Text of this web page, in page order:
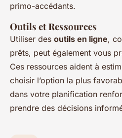
primo-accédants.
Outils et Ressources
Utiliser des outils en ligne,
prêts, peut également vous
Ces ressources aident à
choisir l’option la plus
dans votre planification
prendre des décisions